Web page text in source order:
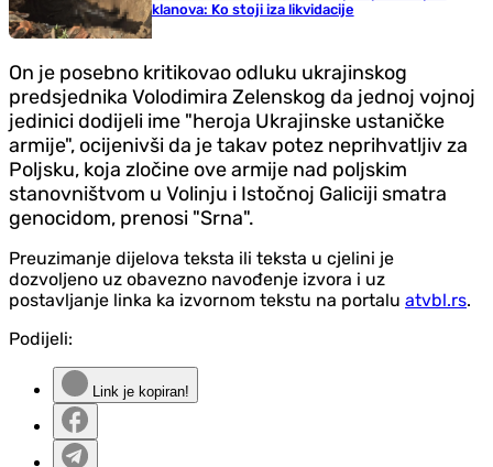
klanova: Ko stoji iza likvidacije
On je posebno kritikovao odluku ukrajinskog
predsjednika Volodimira Zelenskog da jednoj vojnoj
jedinici dodijeli ime "heroja Ukrajinske ustaničke
armije", ocijenivši da je takav potez neprihvatljiv za
Poljsku, koja zločine ove armije nad poljskim
stanovništvom u Volinju i Istočnoj Galiciji smatra
genocidom, prenosi "Srna".
Preuzimanje dijelova teksta ili teksta u cjelini je
dozvoljeno uz obavezno navođenje izvora i uz
postavljanje linka ka izvornom tekstu na portalu atvbl.rs.
Podijeli:
Link je kopiran!